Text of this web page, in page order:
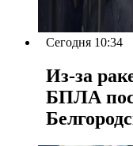
Сегодня 10:34
Из-за
БПЛА